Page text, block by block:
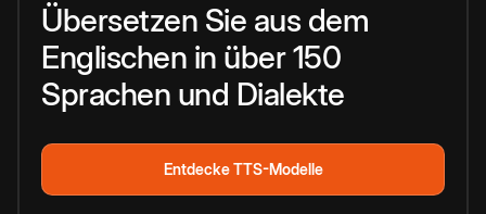
Übersetzen Sie aus dem
Englischen in über 150
Sprachen und Dialekte
Entdecke TTS-Modelle